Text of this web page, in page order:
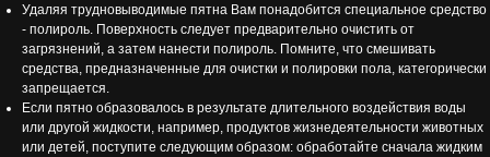
Удаляя трудновыводимые пятна Вам понадобится специальное средство
- полироль. Поверхность следует предварительно очистить от
загрязнений, а затем нанести полироль. Помните, что смешивать
средства, предназначенные для очистки и полировки пола, категорически
запрещается.
Если пятно образовалось в результате длительного воздействия воды
или другой жидкости, например, продуктов жизнедеятельности животных
или детей, поступите следующим образом: обработайте сначала жидким